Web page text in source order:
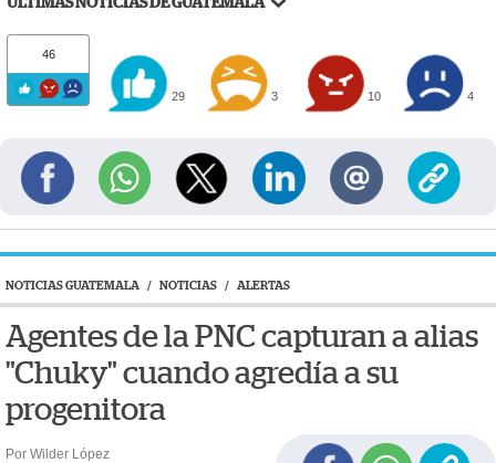
46
29 3 10 4
NOTICIAS GUATEMALA / NOTICIAS / ALERTAS
Agentes de la PNC capturan a alias
"Chuky" cuando agredía a su
progenitora
Por Wilder López